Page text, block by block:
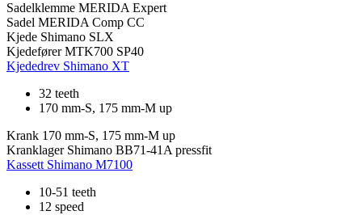
Sadelklemme MERIDA Expert
Sadel MERIDA Comp CC
Kjede Shimano SLX
Kjedefører MTK700 SP40
Kjededrev Shimano XT
32 teeth
170 mm-S, 175 mm-M up
Krank 170 mm-S, 175 mm-M up
Kranklager Shimano BB71-41A pressfit
Kassett Shimano M7100
10-51 teeth
12 speed